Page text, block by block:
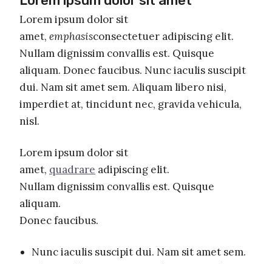
Lorem ipsum dolor sit
amet, emphasisconsectetuer adipiscing elit.
Nullam dignissim convallis est. Quisque
aliquam. Donec faucibus. Nunc iaculis suscipit
dui. Nam sit amet sem. Aliquam libero nisi,
imperdiet at, tincidunt nec, gravida vehicula,
nisl.
Lorem ipsum dolor sit
amet, quadrare adipiscing elit.
Nullam dignissim convallis est. Quisque
aliquam.
Donec faucibus.
Nunc iaculis suscipit dui. Nam sit amet sem.